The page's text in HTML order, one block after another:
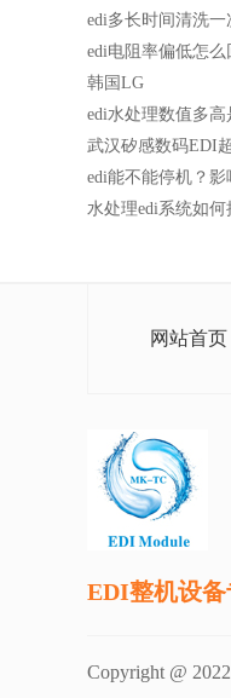
edi多长时间清洗一
edi电阻率偏低怎么
韩国LG
edi水处理数值多高
武汉矽感数码EDI
edi能不能停机？影
水处理edi系统如何
网站首页
EDI整机设
Copyright @